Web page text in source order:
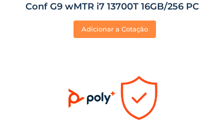
Conf G9 wMTR i7 13700T 16GB/256 PC
Adicionar a Cotação